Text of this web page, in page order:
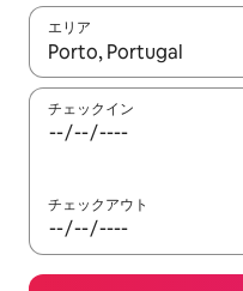
エリア
検索結果が表示されたら
チェックイン
チェックアウト